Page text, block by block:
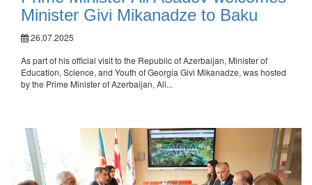
Minister Givi Mikanadze to Baku
26.07.2025
As part of his official visit to the Republic of Azerbaijan, Minister of
Education, Science, and Youth of Georgia Givi Mikanadze, was hosted
by the Prime Minister of Azerbaijan, Ali...